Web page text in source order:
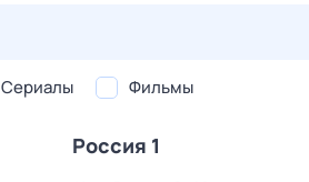
Сериалы Фильмы
Россия 1